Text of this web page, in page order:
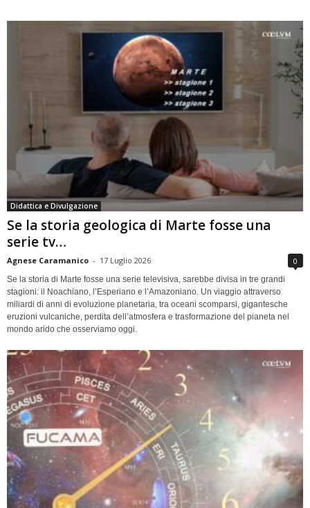
Didattica e Divulgazione
Se la storia geologica di Marte fosse una
serie tv…
Agnese Caramanico - 17 Luglio 2026 0
Se la storia di Marte fosse una serie televisiva, sarebbe divisa in tre grandi
stagioni: il Noachiano, l’Esperiano e l’Amazoniano. Un viaggio attraverso
miliardi di anni di evoluzione planetaria, tra oceani scomparsi, gigantesche
eruzioni vulcaniche, perdita dell’atmosfera e trasformazione del pianeta nel
mondo arido che osserviamo oggi.